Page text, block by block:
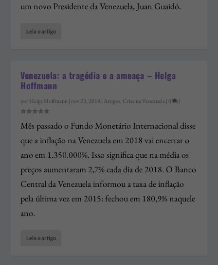
um novo Presidente da Venezuela, Juan Guaidó.
Leia o artigo
Venezuela: a tragédia e a ameaça – Helga
Hoffmann
porHelga Hoffmann| nov 23, 2018 | Artigos, Crise na Venezuela | 0 |
Mês passado o Fundo Monetário Internacional disse
que a inflação na Venezuela em 2018 vai encerrar o
ano em 1.350.000%. Isso significa que na média os
preços aumentaram 2,7% cada dia de 2018. O Banco
Central da Venezuela informou a taxa de inflação
pela última vez em 2015: fechou em 180,9% naquele
ano.
Leia o artigo